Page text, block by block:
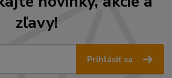
zľavy!
Prihlásiť sa